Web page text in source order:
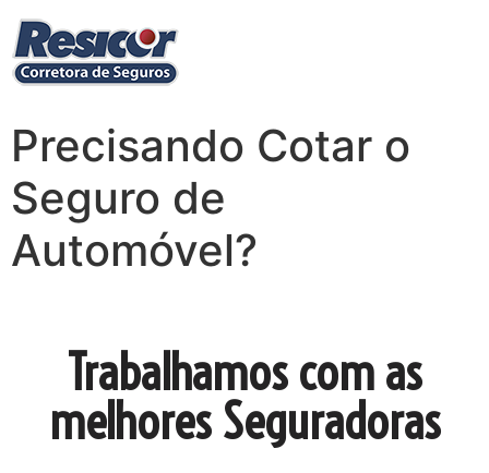
Precisando Cotar o
Seguro de
Automóvel?
Trabalhamos com as
melhores Seguradoras